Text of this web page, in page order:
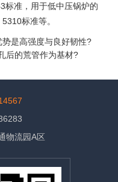
标准，用于低中压锅炉的
标准等。
势是高强度与良好韧性?
后的荒管作为基材?
物流园A区